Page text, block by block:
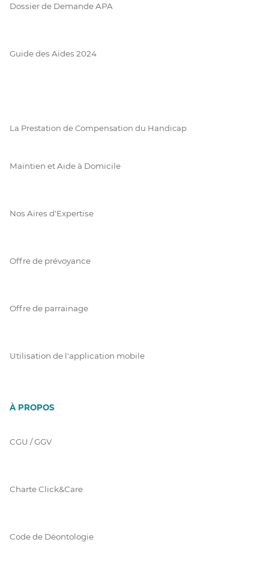
Dossier de Demande APA
Guide des Aides 2024
La Prestation de Compensation du Handicap
Maintien et Aide à Domicile
Nos Aires d'Expertise
Offre de prévoyance
Offre de parrainage
Utilisation de l'application mobile
À PROPOS
CGU / GGV
Charte Click&Care
Code de Déontologie